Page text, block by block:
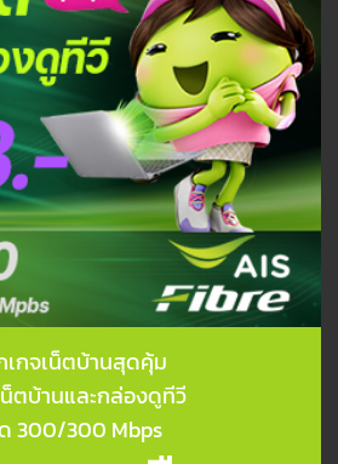
กจเน็ตบ้านสุดคุ้ม
ตบ้านและกล่องดูทีวี
300/300 Mbps